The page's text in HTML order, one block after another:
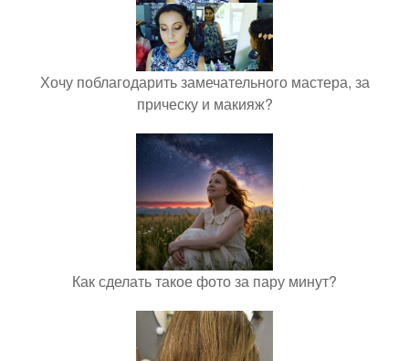
Хочу поблагодарить замечательного мастера, за
прическу и макияж?
Как сделать такое фото за пару минут?